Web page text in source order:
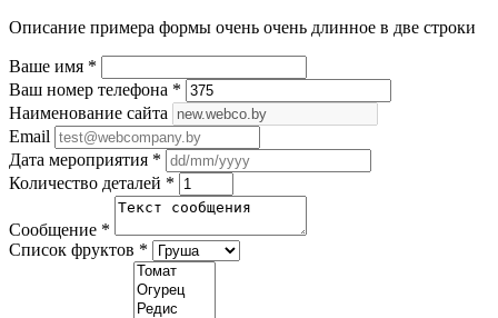
Описание примера формы очень очень длинное в две строки
Ваше имя *
Ваш номер телефона *
Наименование сайта
Email
Дата мероприятия *
Количество деталей *
Сообщение *
Список фруктов *